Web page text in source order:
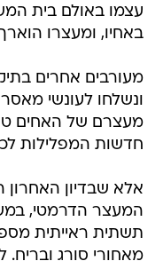
עצמו באולם בית
באחיו, ומעצרו
מעורבים אחרים
מעצרם של האחים
חדשות המפלילות
אלא שבדיון
המעצר הדרמטי,
תשתית ראייתית
מאחורי סורג ובריח.